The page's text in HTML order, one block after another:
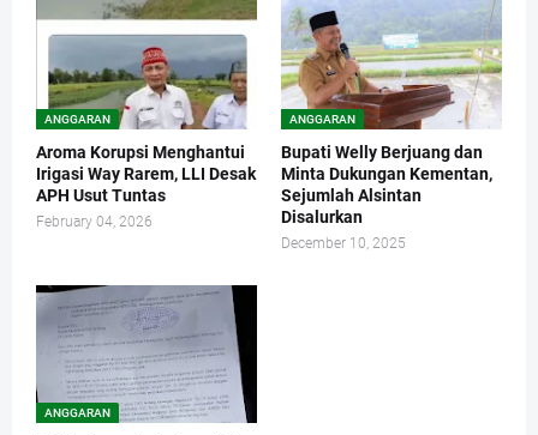
ANGGARAN
Aroma Korupsi Menghantui
Irigasi Way Rarem, LLI Desak
APH Usut Tuntas
February 04, 2026
ANGGARAN
Bupati Welly Berjuang dan
Minta Dukungan Kementan,
Sejumlah Alsintan
Disalurkan
December 10, 2025
ANGGARAN